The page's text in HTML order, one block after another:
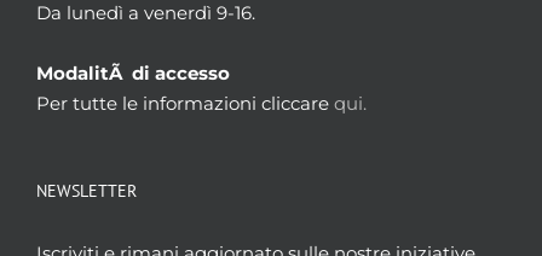
Da lunedì a venerdì 9-16.
ModalitÃ di accesso
Per tutte le informazioni cliccare qui.
NEWSLETTER